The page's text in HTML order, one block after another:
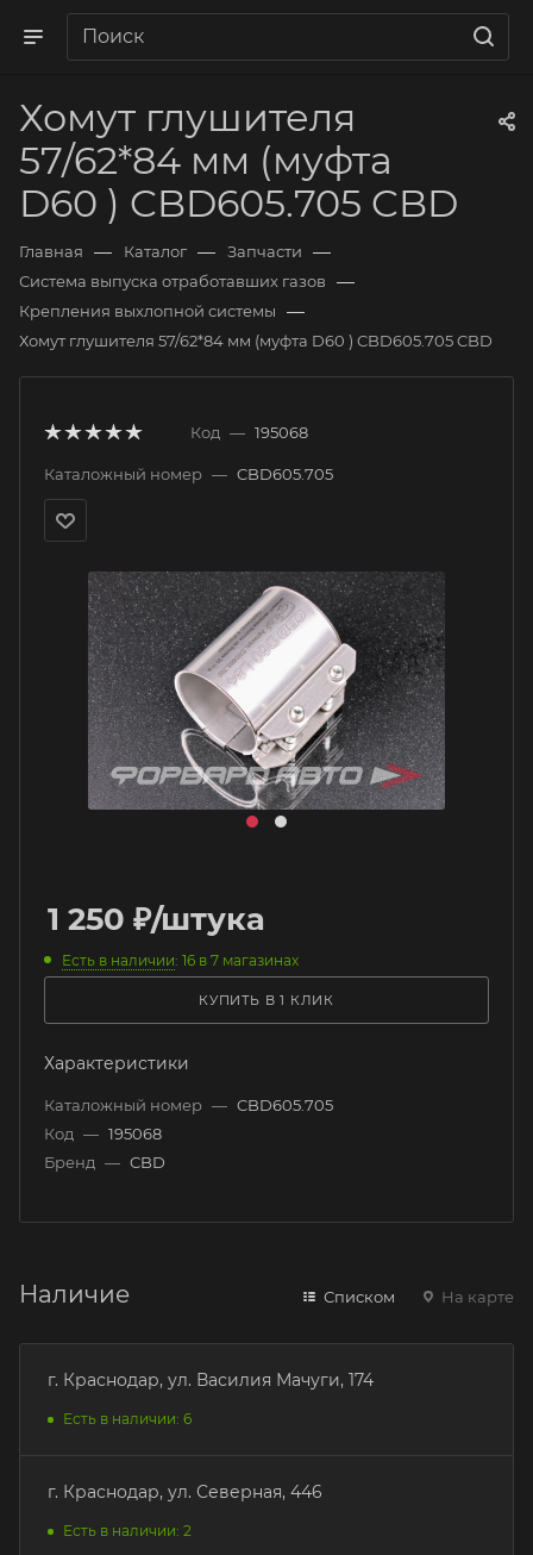
Хомут глушителя
57/62*84 мм (муфта
D60 ) CBD605.705 CBD
Главная — Каталог — Запчасти —
Система выпуска отработавших газов —
Крепления выхлопной системы —
Хомут глушителя 57/62*84 мм (муфта D60 ) CBD605.705 CBD
Код — 195068
Каталожный номер — CBD605.705
1 250 ₽/штука
Есть в наличии: 16 в 7 магазинах
КУПИТЬ В 1 КЛИК
Характеристики
Каталожный номер — CBD605.705
Код — 195068
Бренд — CBD
Наличие Списком На карте
г. Краснодар, ул. Василия Мачуги, 174
Есть в наличии: 6
г. Краснодар, ул. Северная, 446
Есть в наличии: 2